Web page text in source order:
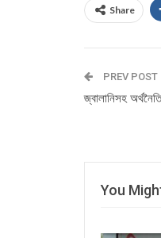
Share
PREV POST
জ্বালানিসহ
You